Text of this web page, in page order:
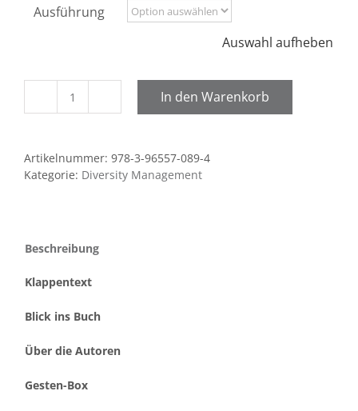
Ausführung
Auswahl aufheben
Bunte
In den Warenkorb
Artikelnummer: 978-3-96557-089-4
Kategorie: Diversity Management
Beschreibung
Klappentext
Blick ins Buch
Über die Autoren
Gesten-Box